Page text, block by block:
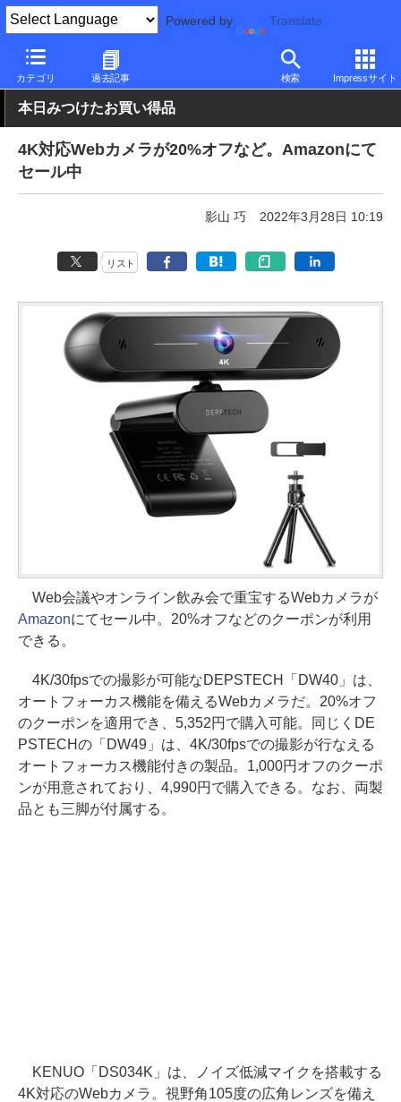
Powered by Translate
カテゴリ 過去記事 検索 Impressサイト
PC Watch 半導体/周辺機器 Webカメラ
本日みつけたお買い得品
4K対応Webカメラが20%オフなど。Amazonにて
セール中
影山 巧 2022年3月28日 10:19
リスト
Web会議やオンライン飲み会で重宝するWebカメラが
Amazonにてセール中。20%オフなどのクーポンが利用
できる。
4K/30fpsでの撮影が可能なDEPSTECH「DW40」は、
オートフォーカス機能を備えるWebカメラだ。20%オフ
のクーポンを適用でき、5,352円で購入可能。同じくDE
PSTECHの「DW49」は、4K/30fpsでの撮影が行なえる
オートフォーカス機能付きの製品。1,000円オフのクーポ
ンが用意されており、4,990円で購入できる。なお、両製
品とも三脚が付属する。
KENUO「DS034K」は、ノイズ低減マイクを搭載する
4K対応のWebカメラ。視野角105度の広角レンズを備え